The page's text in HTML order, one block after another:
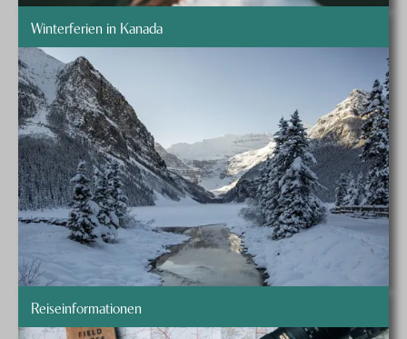
Winterferien in Kanada
Reiseinformationen